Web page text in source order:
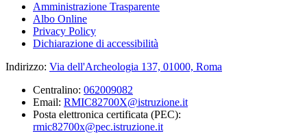
Amministrazione Trasparente
Albo Online
Privacy Policy
Dichiarazione di accessibilità
Indirizzo: Via dell'Archeologia 137, 01000, Roma
Centralino: 062009082
Email: RMIC82700X@istruzione.it
Posta elettronica certificata (PEC):
rmic82700x@pec.istruzione.it